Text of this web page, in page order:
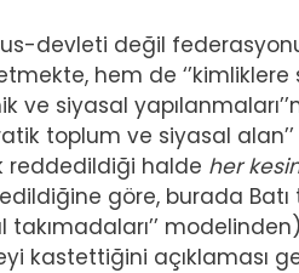
devleti değil
hem de ‘’kimliklere
ve siyasal
toplum ve siyasal
reddedildiği halde her
edildiğine göre, burada
kastettiğini açıklaması